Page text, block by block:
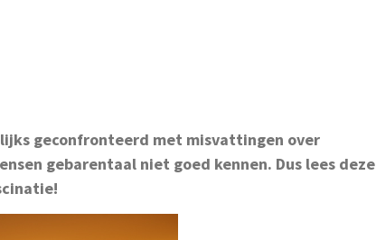
geconfronteerd met misvattingen over
gebarentaal niet goed kennen. Dus lees deze